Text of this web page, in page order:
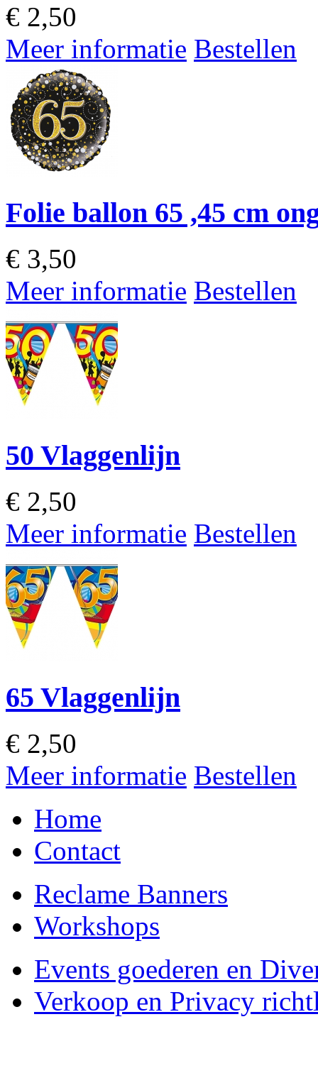
€ 2,50
Meer informatie Bestellen
Folie ballon 65 ,45 cm
€ 3,50
Meer informatie Bestellen
50 Vlaggenlijn
€ 2,50
Meer informatie Bestellen
65 Vlaggenlijn
€ 2,50
Meer informatie Bestellen
Home
Contact
Reclame Banners
Workshops
Events goederen en
Verkoop en Privacy